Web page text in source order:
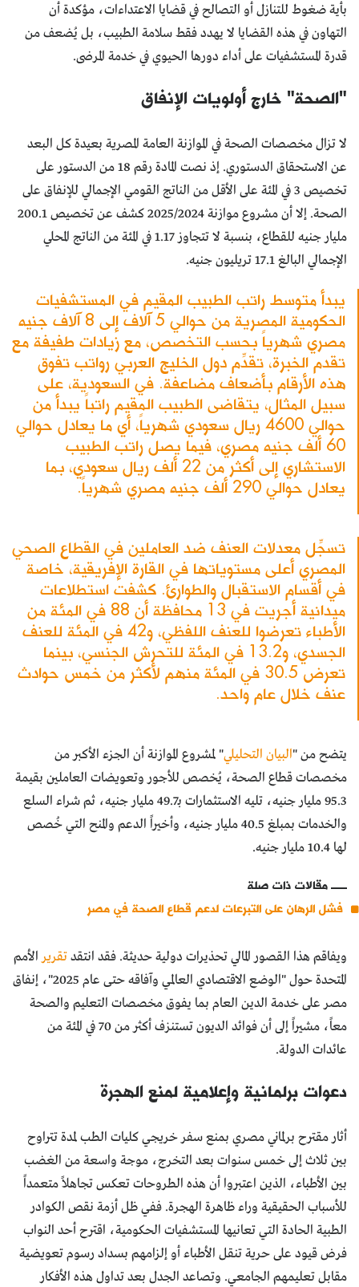
بأية ضغوط للتنازل أو التصالح في قضايا الاعتداءات، مؤكدة أن
التهاون في هذه القضايا لا يهدد فقط سلامة الطبيب، بل يُضعف من
قدرة المستشفيات على أداء دورها الحيوي في خدمة المرضى.
"الصحة" خارج أولويات الإنفاق
لا تزال مخصصات الصحة في الموازنة العامة المصرية بعيدة كل البعد
عن الاستحقاق الدستوري. إذ نصت المادة رقم 18 من الدستور على
تخصيص 3 في المئة على الأقل من الناتج القومي الإجمالي للإنفاق على
الصحة. إلا أن مشروع موازنة 2025/2024 كشف عن تخصيص 200.1
مليار جنيه للقطاع، بنسبة لا تتجاوز 1.17 في المئة من الناتج المحلي
الإجمالي البالغ 17.1 تريليون جنيه.
يبدأ متوسط راتب الطبيب المقيم في المستشفيات
الحكومية المصرية من حوالي 5 آلاف إلى 8 آلاف جنيه
مصري شهرياً بحسب التخصص، مع زيادات طفيفة مع
تقدم الخبرة، تقدِّم دول الخليج العربي رواتب تفوق
هذه الأرقام بأضعاف مضاعفة. في السعودية، على
سبيل المثال، يتقاضى الطبيب المقيم راتباً يبدأ من
حوالي 4600 ريال سعودي شهرياً، أي ما يعادل حوالي
60 ألف جنيه مصري، فيما يصل راتب الطبيب
الاستشاري إلى أكثر من 22 ألف ريال سعودي، بما
يعادل حوالي 290 ألف جنيه مصري شهرياً.
تسجِّل معدلات العنف ضد العاملين في القطاع الصحي
المصري أعلى مستوياتها في القارة الإفريقية، خاصة
في أقسام الاستقبال والطوارئ. كشفت استطلاعات
ميدانية أجريت في 13 محافظة أن 88 في المئة من
الأطباء تعرضوا للعنف اللفظي، و42 في المئة للعنف
الجسدي، و13.2 في المئة للتحرش الجنسي، بينما
تعرض 30.5 في المئة منهم لأكثر من خمس حوادث
عنف خلال عام واحد.
يتضح من "البيان التحليلي" لمشروع الموازنة أن الجزء الأكبر من
مخصصات قطاع الصحة، يُخصص للأجور وتعويضات العاملين بقيمة
95.3 مليار جنيه، تليه الاستثمارات بـ49.7 مليار جنيه، ثم شراء السلع
والخدمات بمبلغ 40.5 مليار جنيه، وأخيراً الدعم والمنح التي خُصص
لها 10.4 مليار جنيه.
مقالات ذات صلة
فشل الرهان على التبرعات لدعم قطاع الصحة في مصر
ويفاقم هذا القصور المالي تحذيرات دولية حديثة. فقد انتقدتقرير الأمم
المتحدة حول "الوضع الاقتصادي العالمي وآفاقه حتى عام 2025"، إنفاق
مصر على خدمة الدين العام بما يفوق مخصصات التعليم والصحة
معاً، مشيراً إلى أن فوائد الديون تستنزف أكثر من 70 في المئة من
عائدات الدولة.
دعوات برلمانية وإعلامية لمنع الهجرة
أثار مقترح برلماني مصري بمنع سفر خريجي كليات الطب لمدة تتراوح
بين ثلاث إلى خمس سنوات بعد التخرج، موجة واسعة من الغضب
بين الأطباء، الذين اعتبروا أن هذه الطروحات تعكس تجاهلاً متعمداً
للأسباب الحقيقية وراء ظاهرة الهجرة. ففي ظل أزمة نقص الكوادر
الطبية الحادة التي تعانيها المستشفيات الحكومية، اقترح أحد النواب
فرض قيود على حرية تنقل الأطباء أو إلزامهم بسداد رسوم تعويضية
مقابل تعليمهم الجامعي. وتصاعد الجدل بعد تداول هذه الأفكار